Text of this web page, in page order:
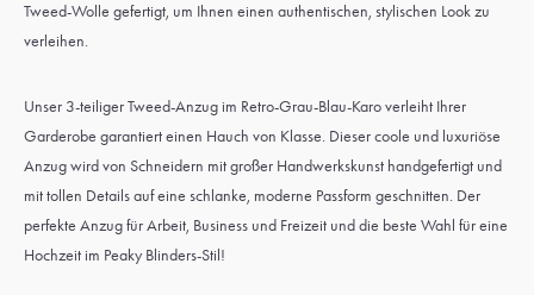
Tweed-Wolle gefertigt, um Ihnen einen authentischen, stylischen Look zu
verleihen.
Unser 3-teiliger Tweed-Anzug im Retro-Grau-Blau-Karo verleiht Ihrer
Garderobe garantiert einen Hauch von Klasse. Dieser coole und luxuriöse
Anzug wird von Schneidern mit großer Handwerkskunst handgefertigt und
mit tollen Details auf eine schlanke, moderne Passform geschnitten. Der
perfekte Anzug für Arbeit, Business und Freizeit und die beste Wahl für eine
Hochzeit im Peaky Blinders-Stil!